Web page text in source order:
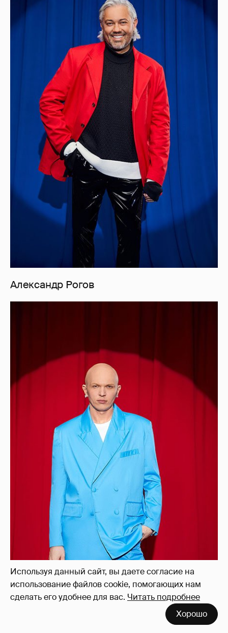
Используя данный сайт, вы даете согласие на
использование файлов cookie, помогающих нам
сделать его удобнее для вас. Читать подробнее
Хорошо
Александр Рогов